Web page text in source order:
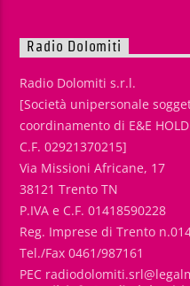
Radio Dolomiti
Radio Dolomiti s.r.l.
[Società unipersonale
coordinamento di E&E
C.F. 02921370215]
Via Missioni Africane, 17
38121 Trento TN
P.IVA e C.F. 01418590228
Reg. Imprese di Trento
Tel./Fax 0461/987161
PEC